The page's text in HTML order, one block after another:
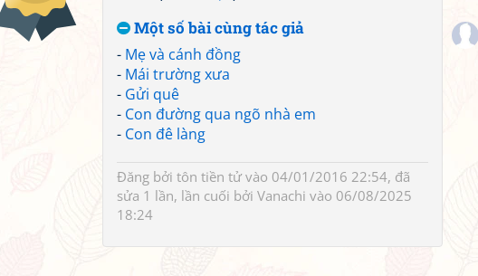
Một số bài cùng tác giả
- Mẹ và cánh đồng
- Mái trường xưa
- Gửi quê
- Con đường qua ngõ nhà em
- Con đê làng
Đăng bởi tôn tiền tửvào 04/01/2016 22:54, đã
sửa 1 lần, lần cuối bởi Vanachi vào 06/08/2025
18:24